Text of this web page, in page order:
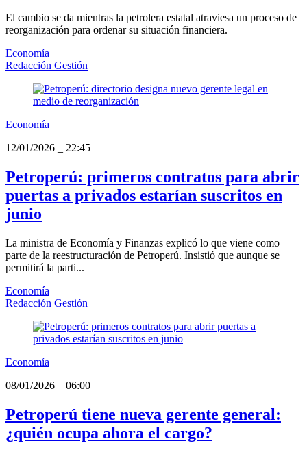
El cambio se da mientras la petrolera estatal atraviesa un proceso de
reorganización para ordenar su situación financiera.
Economía
Redacción Gestión
Economía
12/01/2026
22:45
Petroperú: primeros contratos para abrir
puertas a privados estarían suscritos en
junio
La ministra de Economía y Finanzas explicó lo que viene como
parte de la reestructuración de Petroperú. Insistió que aunque se
permitirá la parti...
Economía
Redacción Gestión
Economía
08/01/2026
06:00
Petroperú tiene nueva gerente general:
¿quién ocupa ahora el cargo?